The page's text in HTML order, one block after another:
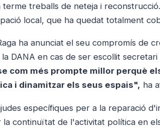
terme treballs de neteja i
local, que ha quedat totalment
ha anunciat el seu compromís de
DANA en cas de ser escollit secretari
com més prompte millor perquè
i dinamitzar els seus espais", ha
específiques per a la reparació
continuïtat de l'activitat política en